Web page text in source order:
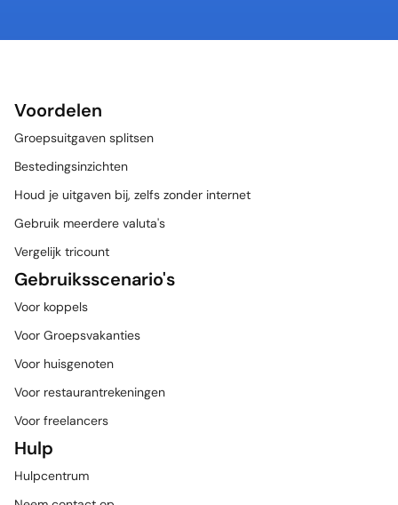
Voordelen
Groepsuitgaven splitsen
Bestedingsinzichten
Houd je uitgaven bij, zelfs zonder internet
Gebruik meerdere valuta's
Vergelijk tricount
Gebruiksscenario's
Voor koppels
Voor Groepsvakanties
Voor huisgenoten
Voor restaurantrekeningen
Voor freelancers
Hulp
Hulpcentrum